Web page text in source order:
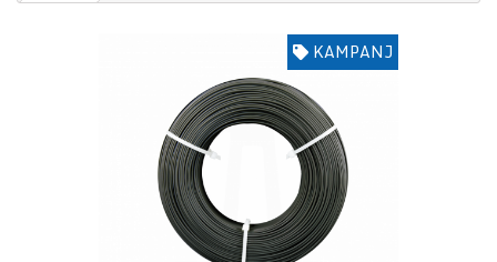
KAMPANJ